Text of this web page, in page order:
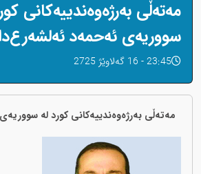
مەتەڵی بەرژەوەندییەکانی
سووریەی ئەحمەد
23:45 - 16 گەلاوێژ 2725
مەتەڵی بەرژەوەندییەکانی کورد لە